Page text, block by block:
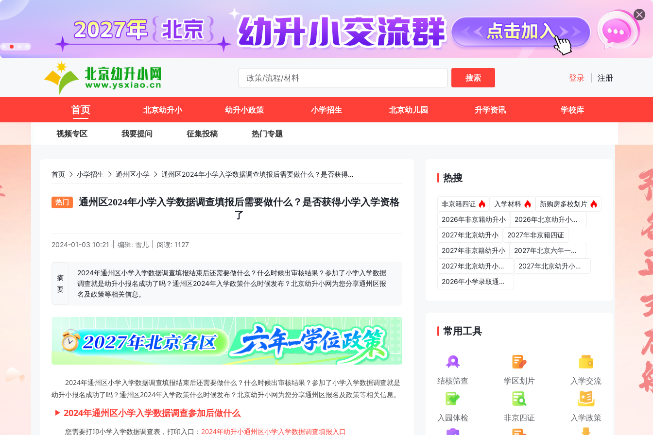
搜索
登录 注册
首页 北京幼升小 幼升小政策 小学招生 北京幼儿园 升学资讯 学校库
视频专区 我要提问 征集投稿 热门专题
首页 小学招生 通州区小学 通州区2024年小学入学数据调查填报后需要做什么？是否获得小学入学资格了
热门
通州区2024年小学入学数据调查填报后需要做什么？是否获得小学入学资格
了
2024-01-03 10:21 编辑: 雪儿 阅读: 1127
摘
要
2024年通州区小学入学数据调查填报结束后还需要做什么？什么时候出审核结果？参加了小学入学数据
调查就是幼升小报名成功了吗？通州区2024年入学政策什么时候发布？北京幼升小网为您分享通州区报
名及政策等相关信息。
2024年通州区小学入学数据调查填报结束后还需要做什么？什么时候出审核结果？参加了小学入学数据调查就是
幼升小报名成功了吗？通州区2024年入学政策什么时候发布？北京幼升小网为您分享通州区报名及政策等相关信息。
2024年通州区小学入学数据调查参加后做什么
您需要打印小学入学数据调查表，打印入口： 2024年幼升小通州区小学入学数据调查填报入口
热搜
非京籍四证 入学材料
新购房多校划片
2026年非京籍幼升小
2026年北京幼升小入学政策
2027年北京幼升小
2027年非京籍四证
2027年非京籍幼升小
2027年北京六年一学位政策
2027年北京幼升小六年一学位政策
2027年北京幼升小入学政策
2026年小学录取通知书
常用工具
结核筛查 学区划片 入学交流
入园体检 非京四证 入学政策